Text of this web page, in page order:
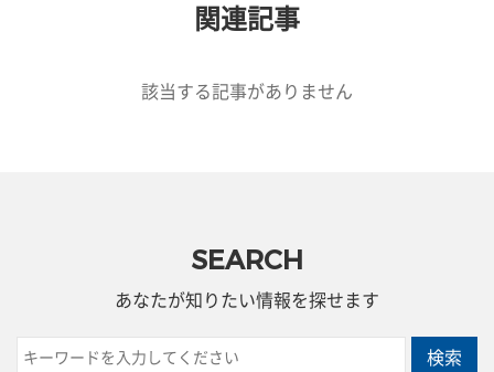
関連記事
該当する記事がありません
SEARCH
あなたが知りたい情報を探せます
検索